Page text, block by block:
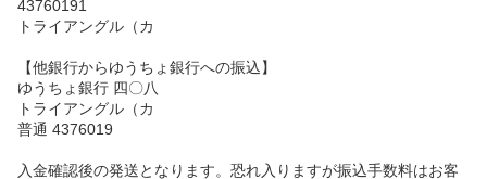
43760191
トライアングル（カ
【他銀行からゆうちょ銀行への振込】
ゆうちょ銀行 四〇八
トライアングル（カ
普通 4376019
入金確認後の発送となります。恐れ入りますが振込手数料はお客